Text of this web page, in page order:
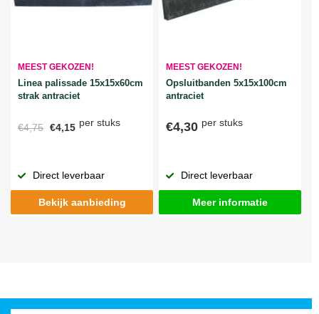
MEEST GEKOZEN!
Linea palissade 15x15x60cm
strak antraciet
€4,75 €4,15 per stuks
Direct leverbaar
Bekijk aanbieding
MEEST GEKOZEN!
Opsluitbanden 5x15x100cm
antraciet
€4,30 per stuks
Direct leverbaar
Meer informatie